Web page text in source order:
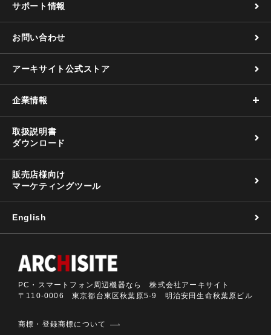
サポート情報
お問い合わせ
アーキサイト公式ストア
企業情報
取扱説明書
ダウンロード
販売店様向け
マーケティングツール
English
PC・スマートフォン周辺機器なら 株式会社アーキサイト
〒110-0006 東京都台東区秋葉原5-9 明治安田生命秋葉原ビル
商標・登録商標について